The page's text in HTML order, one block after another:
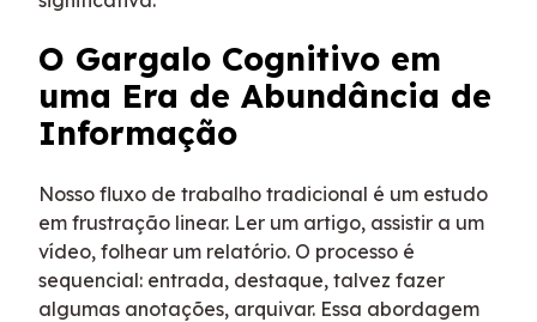
O Gargalo Cognitivo em
uma Era de Abundância de
Informação
Nosso fluxo de trabalho tradicional é um estudo
em frustração linear. Ler um artigo, assistir a um
vídeo, folhear um relatório. O processo é
sequencial: entrada, destaque, talvez fazer
algumas anotações, arquivar. Essa abordagem